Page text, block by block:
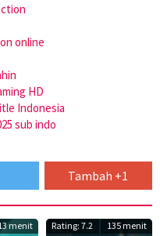
online
HD
Indonesia
sub indo
Tambah +1
menit Rating: 7.2 135 menit